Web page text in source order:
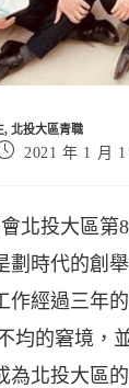
, 北投大區青職
2021 年 1 月 1
北投大區第
劃時代的創
作經過三年
均的窘境，
為北投大區